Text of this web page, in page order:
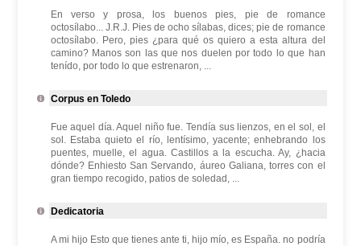
En verso y prosa, los buenos pies, pie de romance
octosílabo... J.R.J. Pies de ocho sílabas, dices; pie de romance
octosílabo. Pero, pies ¿para qué os quiero a esta altura del
camino? Manos son las que nos duelen por todo lo que han
tenído, por todo lo que estrenaron, ...
Corpus en Toledo
Fue aquel día. Aquel niño fue. Tendía sus lienzos, en el sol, el
sol. Estaba quieto el río, lentísimo, yacente; enhebrando los
puentes, muelle, el agua. Castillos a la escucha. Ay, ¿hacia
dónde? Enhiesto San Servando, áureo Galiana, torres con el
gran tiempo recogido, patios de soledad, ...
Dedicatoria
A mi hijo Esto que tienes ante ti, hijo mío, es España. no podría